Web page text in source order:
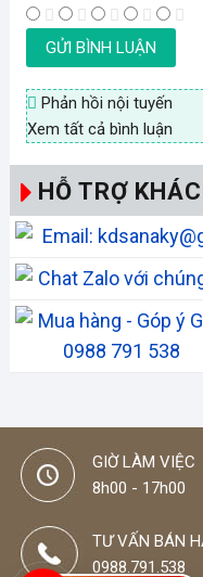
Phản hồi nội tuyến
Xem tất cả bình luận
HỖ TRỢ
Email:
Chat Zalo với
Mua hàng - Góp ý
0988 791 538
GIỜ LÀM VIỆC
8h00 - 17h00
TƯ VẤN BÁN
0988.791.538